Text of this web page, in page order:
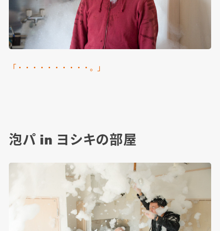
「・・・・・・・・・・。」
泡パ in ヨシキの部屋